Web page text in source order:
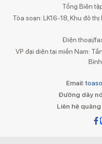
Tổng Biên
Tòa soạn: LK16-18, Khu đô
Điện thoại/
VP đại diện tại miền Nam:
Email:
Đường dây
Liên hệ